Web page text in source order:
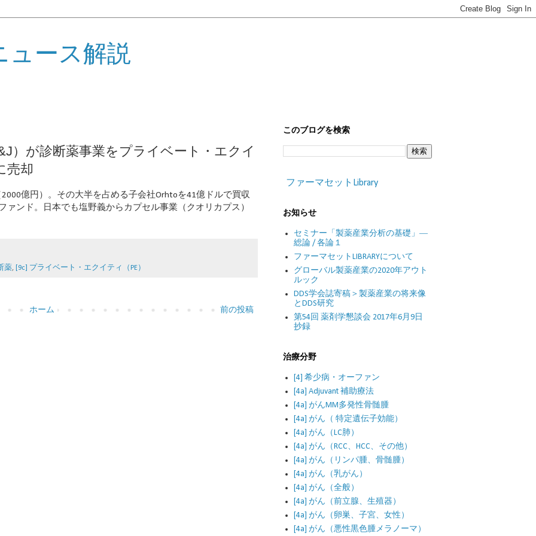
ース解説
）が診断薬事業をプライベート・エクイ
売却
億円）。その大半を占める子会社Orhtoを41億ドルで買収
ァンド。日本でも塩野義からカプセル事業（クオリカプス）
薬, [9c] プライベート・エクイティ（PE）
前の投稿
ホーム
このブログを検索
ファーマセットLibrary
お知らせ
セミナー「製薬産業分析の基礎」―
総論 / 各論１
ファーマセットLIBRARYについて
グローバル製薬産業の2020年アウト
ルック
DDS学会誌寄稿＞製薬産業の将来像
とDDS研究
第54回 薬剤学懇談会 2017年6月9日
抄録
治療分野
[4] 希少病・オーファン
[4a] Adjuvant 補助療法
[4a] がんMM多発性骨髄腫
[4a] がん（ 特定遺伝子効能）
[4a] がん（LC肺）
[4a] がん（RCC、HCC、その他）
[4a] がん（リンパ腫、骨髄腫）
[4a] がん（乳がん）
[4a] がん（全般）
[4a] がん（前立腺、生殖器）
[4a] がん（卵巣、子宮、女性）
[4a] がん（悪性黒色腫メラノーマ）